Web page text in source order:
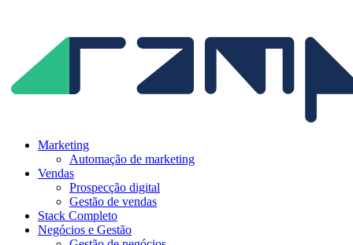
conteúdo
Marketing
Automação de marketing
Vendas
Prospecção digital
Gestão de vendas
Stack Completo
Negócios e Gestão